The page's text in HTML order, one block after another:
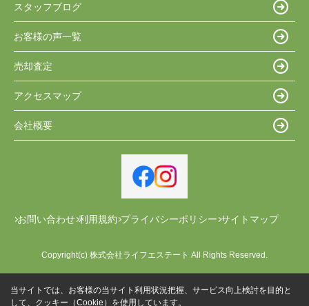
スタッフブログ
お客様の声一覧
売却査定
アクセスマップ
会社概要
お問い合わせ 利用規約 プライバシーポリシー サイトマップ
Copyright(c) 株式会社ライフエステート All Rights Reserved.
当サイトでは、お客様の当サイト利用状況把握、サービス向上検討を目的と
して、クッキー（Cookie）を使用しています。